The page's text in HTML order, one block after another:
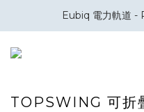
會員積分換領
Eubiq 電力軌道
會員積分換領
TOPSWING 可折